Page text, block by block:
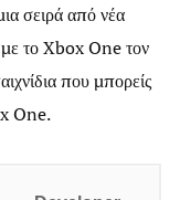
σειρά από νέα
με το Xbox One τον
που μπορείς
One.